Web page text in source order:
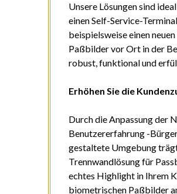
Unsere Lösungen sind
einen Self-Service-
beispielsweise einen
Paßbilder vor Ort in der
robust, funktional und
Erhöhen Sie die
Durch die Anpassung der
Benutzererfahrung -
gestaltete Umgebung
Trennwandlösung für
echtes Highlight in Ihrem
biometrischen Paßbilder